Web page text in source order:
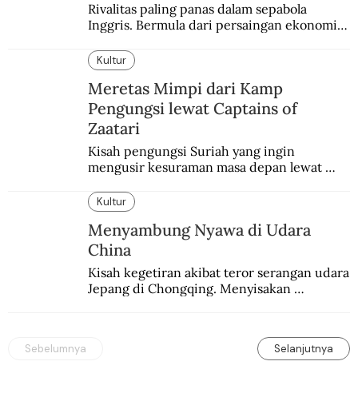
Rivalitas paling panas dalam sepabola
Inggris. Bermula dari persaingan ekonomi
Kultur
Meretas Mimpi dari Kamp
Pengungsi lewat Captains of
Zaatari
Kisah pengungsi Suriah yang ingin
mengusir kesuraman masa depan lewat
humanis.
Kultur
Menyambung Nyawa di Udara
China
Kisah kegetiran akibat teror serangan udara
Jepang di Chongqing. Menyisakan
Sebelumnya Selanjutnya